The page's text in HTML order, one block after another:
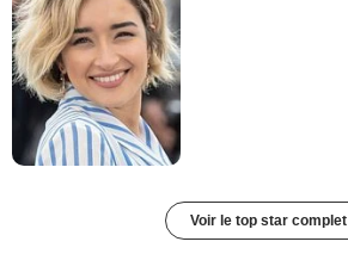
Voir le top star complet